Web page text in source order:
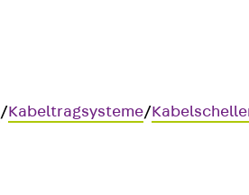
/Kabeltragsysteme/